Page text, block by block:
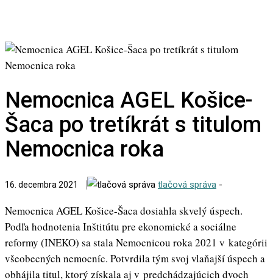
Nemocnica AGEL Košice-
Šaca po tretíkrát s titulom
Nemocnica roka
16. decembra 2021 tlačová správa -
Nemocnica AGEL Košice-Šaca dosiahla skvelý úspech.
Podľa hodnotenia Inštitútu pre ekonomické a sociálne
reformy (INEKO) sa stala Nemocnicou roka 2021 v kategórii
všeobecných nemocníc. Potvrdila tým svoj vlaňajší úspech a
obhájila titul, ktorý získala aj v predchádzajúcich dvoch